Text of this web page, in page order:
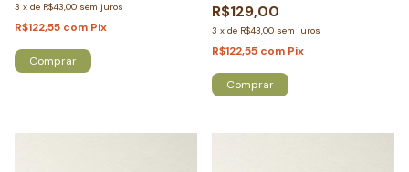
3 x de R$43,00 sem juros
R$122,55 com Pix
Comprar
R$129,00
3 x de R$43,00 sem juros
R$122,55 com Pix
Comprar